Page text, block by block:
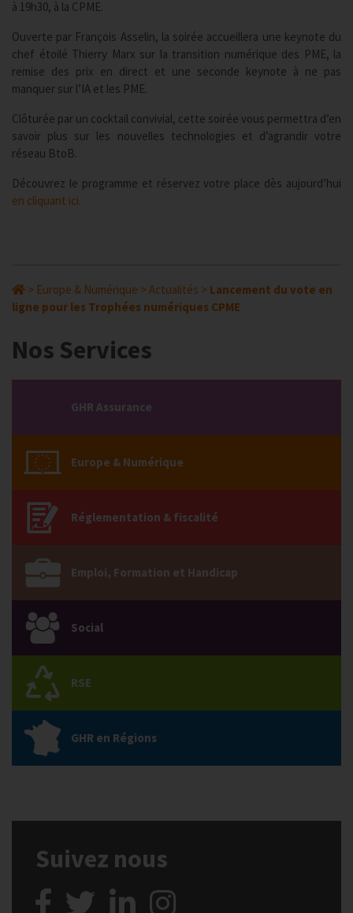
à 19h30, à la CPME.
Ouverte par François Asselin, la soirée accueillera une keynote du
chef étoilé Thierry Marx sur la transition numérique des PME, la
remise des prix en direct et une seconde keynote à ne pas
manquer sur l’IA et les PME.
Clôturée par un cocktail convivial, cette soirée vous permettra d’en
savoir plus sur les nouvelles technologies et d’agrandir votre
réseau BtoB.
Découvrez le programme et réservez votre place dès aujourd’hui
en cliquant ici.
> Europe & Numérique >Actualités > Lancement du vote en
ligne pour les Trophées numériques CPME
Nos Services
GHR Assurance
Europe & Numérique
Réglementation & fiscalité
Emploi, Formation et Handicap
Social
RSE
GHR en Régions
Suivez nous